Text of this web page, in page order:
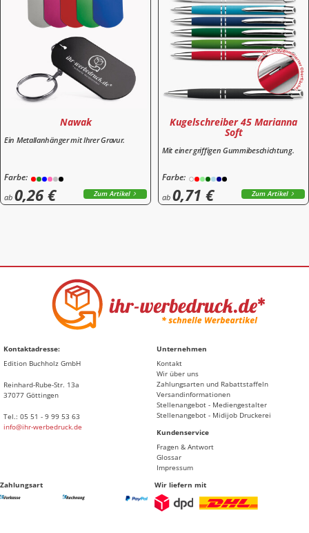
Nawak
Ein Metallanhänger mit Ihrer Gravur.
Farbe:
ab 0,26 € Zum Artikel
Kugelschreiber 45 Marianna
Soft
Mit einer griffigen Gummibeschichtung.
Farbe:
ab 0,71 € Zum Artikel
Kontaktadresse:
Edition Buchholz GmbH
Reinhard-Rube-Str. 13a
37077 Göttingen
Tel.: 05 51 - 9 99 53 63
info@ihr-werbedruck.de
Unternehmen
Kontakt
Wir über uns
Zahlungsarten und Rabattstaffeln
Versandinformationen
Stellenangebot - Mediengestalter
Stellenangebot - Midijob Druckerei
Kundenservice
Fragen & Antwort
Glossar
Impressum
Wir liefern mit
Zahlungsart